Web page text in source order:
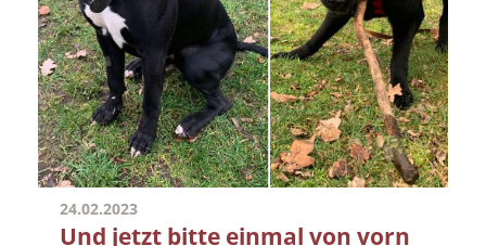
24.02.2023
Und jetzt bitte einmal von vorn